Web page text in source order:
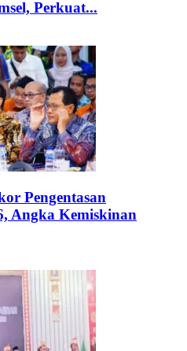
Perkuat...
Pengentasan
Angka Kemiskinan